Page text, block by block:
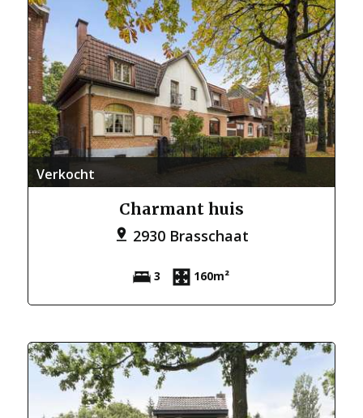
Verkocht
Charmant huis
2930 Brasschaat
3 160m²